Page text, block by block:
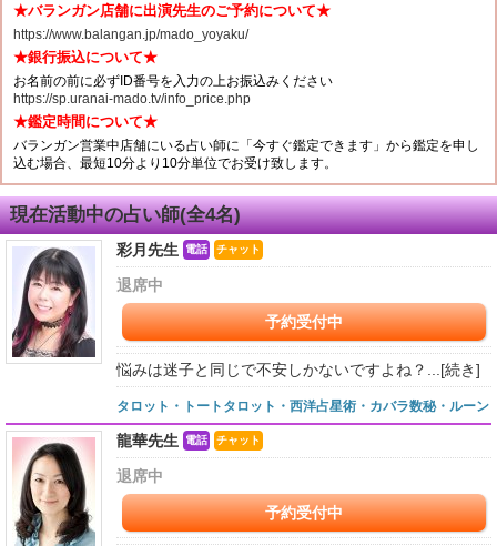
★バランガン店舗に出演先生のご予約について★
https://www.balangan.jp/mado_yoyaku/
★銀行振込について★
お名前の前に必ずID番号を入力の上お振込みください
https://sp.uranai-mado.tv/info_price.php
★鑑定時間について★
バランガン営業中店舗にいる占い師に「今すぐ鑑定できます」から鑑定を申し
込む場合、最短10分より10分単位でお受け致します。
現在活動中の占い師(全4名)
彩月先生 電話 チャット
退席中
予約受付中
悩みは迷子と同じで不安しかないですよね？... [続き]
タロット・トートタロット・西洋占星術・カバラ数秘・ルーン
龍華先生 電話 チャット
退席中
予約受付中